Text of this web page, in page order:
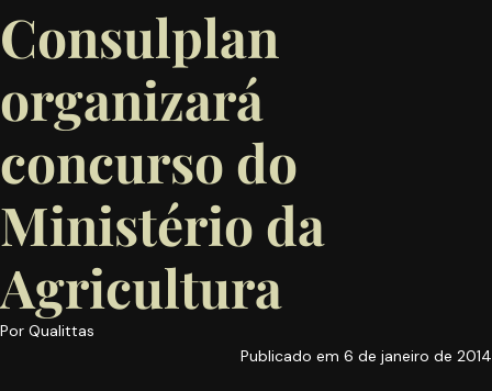
Consulplan
organizará
concurso do
Ministério da
Agricultura
Por Qualittas
Publicado em 6 de janeiro de 2014